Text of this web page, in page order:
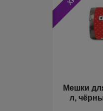
Мешки
л, чёрные, в рулоне, 50 шт/уп.,